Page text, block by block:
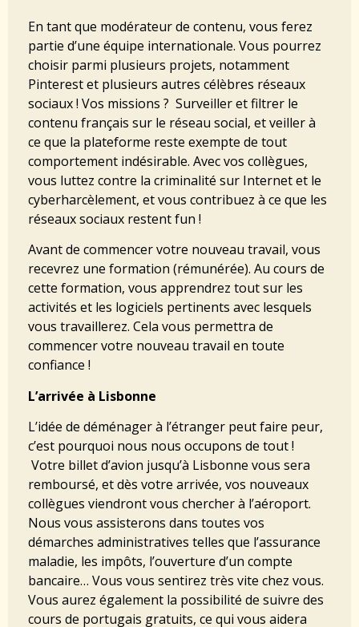
En tant que modérateur de contenu, vous ferez
partie d’une équipe internationale. Vous pourrez
choisir parmi plusieurs projets, notamment
Pinterest et plusieurs autres célèbres réseaux
sociaux ! Vos missions ? Surveiller et filtrer le
contenu français sur le réseau social, et veiller à
ce que la plateforme reste exempte de tout
comportement indésirable. Avec vos collègues,
vous luttez contre la criminalité sur Internet et le
cyberharcèlement, et vous contribuez à ce que les
réseaux sociaux restent fun !
Avant de commencer votre nouveau travail, vous
recevrez une formation (rémunérée). Au cours de
cette formation, vous apprendrez tout sur les
activités et les logiciels pertinents avec lesquels
vous travaillerez. Cela vous permettra de
commencer votre nouveau travail en toute
confiance !
L’arrivée à Lisbonne
L’idée de déménager à l’étranger peut faire peur,
c’est pourquoi nous nous occupons de tout !
Votre billet d’avion jusqu’à Lisbonne vous sera
remboursé, et dès votre arrivée, vos nouveaux
collègues viendront vous chercher à l’aéroport.
Nous vous assisterons dans toutes vos
démarches administratives telles que l’assurance
maladie, les impôts, l’ouverture d’un compte
bancaire… Vous vous sentirez très vite chez vous.
Vous aurez également la possibilité de suivre des
cours de portugais gratuits, ce qui vous aidera